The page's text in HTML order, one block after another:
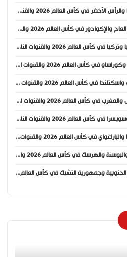
موعد مباراة إسبانيا والرأس الأخضر في كأس العالم 2026 والقنوات الناقلة
موعد مباراة ساحل العاج والإكوادور في كأس العالم 2026 والقنوات الناقلة
موعد مباراة أستراليا وتركيا في كأس العالم 2026 والقنوات الناقلة
موعد مباراة ألمانيا وكوراساو في كأس العالم 2026 والقنوات الناقلة
موعد مباراة هايتي واسكتلندا في كأس العالم 2026 والقنوات الناقلة
موعد مباراة البرازيل والمغرب في كأس العالم 2026 والقنوات الناقلة
موعد مباراة قطر وسويسرا في كأس العالم 2026 والقنوات الناقلة
موعد مباراة أمريكا والباراغواي في كأس العالم 2026 والقنوات الناقلة
موعد مباراة كندا والبوسنة والهرسك في كأس العالم 2026 والقنوات الناقلة
موعد مباراة كوريا الجنوبية وجمهورية التشيك في كأس العالم 2026 والقنوات الناقلة